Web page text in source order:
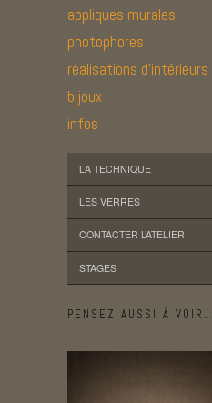
appliques murales
photophores
réalisations d’intérieurs
bijoux
infos
LA TECHNIQUE
LES VERRES
CONTACTER L’ATELIER
STAGES
PENSEZ AUSSI À VOIR…